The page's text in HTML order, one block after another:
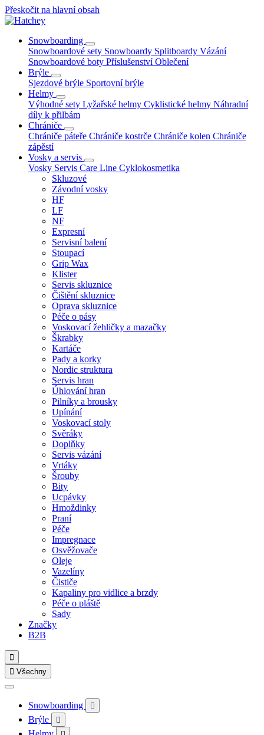
Přeskočit na hlavní obsah
Snowboarding
Snowboardové sety Snowboardy Splitboardy Vázání
Snowboardové boty PříslušenstvíOblečení
Brýle
Sjezdové brýle Sportovní brýle
Helmy
Výhodné sety Lyžařské helmy Cyklistické helmy Náhradní
díly k přilbám
Chrániče
Chrániče páteře Chrániče kostrče Chrániče kolen Chrániče
zápěstí
Vosky a servis
Vosky Servis Care Line Cyklokosmetika
Skluzové
Závodní vosky
HF
LF
NF
Expresní
Servisní balení
Stoupací
Grip Wax
Klister
Servis skluznice
Čištění skluznice
Oprava skluznice
Péče o pásy
Voskovací žehličky a mazačky
Škrabky
Kartáče
Pady a korky
Nordic struktura
Servis hran
Úhlování hran
Pilníky a brousky
Upínání
Voskovací stoly
Svěráky
Doplňky
Servis vázání
Vrtáky
Šrouby
Bity
Ucpávky
Hmoždinky
Praní
Péče
Impregnace
Osvěžovače
Oleje
Vazelíny
Čističe
Kapaliny pro vidlice a brzdy
Péče o pláště
Sady
Značky
B2B

 Všechny
Snowboarding 
Brýle 